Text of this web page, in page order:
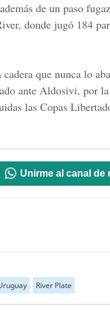
de un paso
donde jugó 184
que nunca lo
ante Aldosivi, por la
las Copas
Unirme al canal de
River Plate